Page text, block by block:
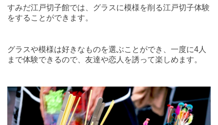
すみだ江戸切子館では、グラスに模様を削る江戸切子体験
をすることができます。
グラスや模様は好きなものを選ぶことができ、一度に4 人
まで体験できるので、友達や恋人を誘って楽しめます。